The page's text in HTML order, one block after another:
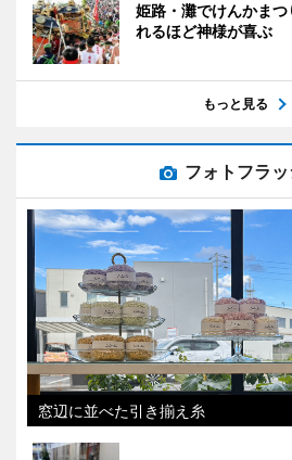
姫路・灘でけんかま
れるほど神様が喜ぶ
もっと見る
フォトフラ
窓辺に並べた引き揃え糸